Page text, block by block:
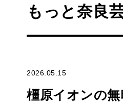
もっと奈良
2026.05.15
橿原イオンの